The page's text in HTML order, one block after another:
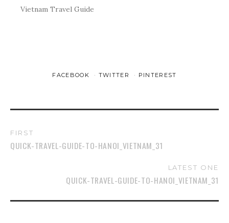
Vietnam Travel Guide
FACEBOOK TWITTER PINTEREST
FIRST
QUICK-TRAVEL-GUIDE-TO-HANOI_VIETNAM_31
LATEST ONE
QUICK-TRAVEL-GUIDE-TO-HANOI_VIETNAM_31